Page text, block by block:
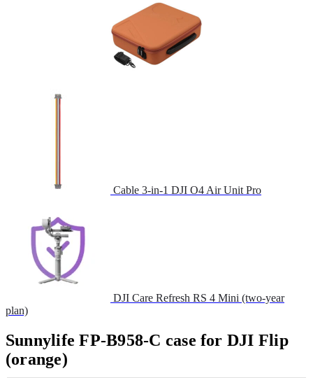
Cable 3-in-1 DJI O4 Air Unit Pro
DJI Care Refresh RS 4 Mini (two-year
plan)
Sunnylife FP-B958-C case for DJI Flip
(orange)